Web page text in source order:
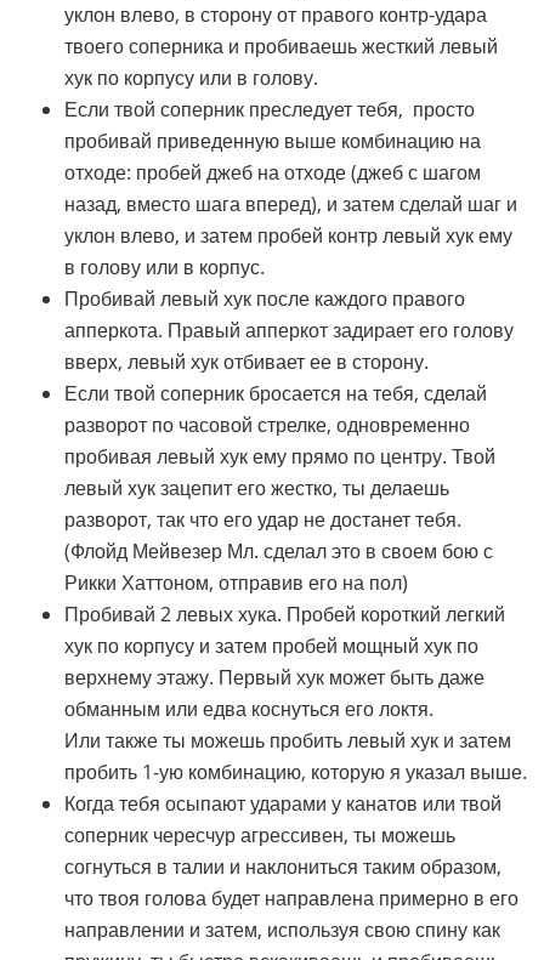
уклон влево, в сторону от правого контр-удара
твоего соперника и пробиваешь жесткий левый
хук по корпусу или в голову.
Если твой соперник преследует тебя, просто
пробивай приведенную выше комбинацию на
отходе: пробей джеб на отходе (джеб с шагом
назад, вместо шага вперед), и затем сделай шаг и
уклон влево, и затем пробей контр левый хук ему
в голову или в корпус.
Пробивай левый хук после каждого правого
апперкота. Правый апперкот задирает его голову
вверх, левый хук отбивает ее в сторону.
Если твой соперник бросается на тебя, сделай
разворот по часовой стрелке, одновременно
пробивая левый хук ему прямо по центру. Твой
левый хук зацепит его жестко, ты делаешь
разворот, так что его удар не достанет тебя.
(Флойд Мейвезер Мл. сделал это в своем бою с
Рикки Хаттоном, отправив его на пол)
Пробивай 2 левых хука. Пробей короткий легкий
хук по корпусу и затем пробей мощный хук по
верхнему этажу. Первый хук может быть даже
обманным или едва коснуться его локтя.
Или также ты можешь пробить левый хук и затем
пробить 1-ую комбинацию, которую я указал выше.
Когда тебя осыпают ударами у канатов или твой
соперник чересчур агрессивен, ты можешь
согнуться в талии и наклониться таким образом,
что твоя голова будет направлена примерно в его
направлении и затем, используя свою спину как